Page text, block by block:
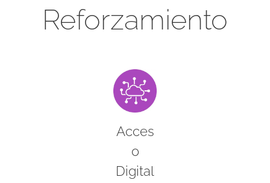
Reforzamiento
Acces
o
Digital